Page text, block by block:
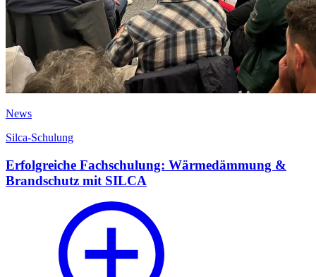
News
Silca-Schulung
Erfolgreiche Fachschulung: Wärmedämmung &
Brandschutz mit SILCA